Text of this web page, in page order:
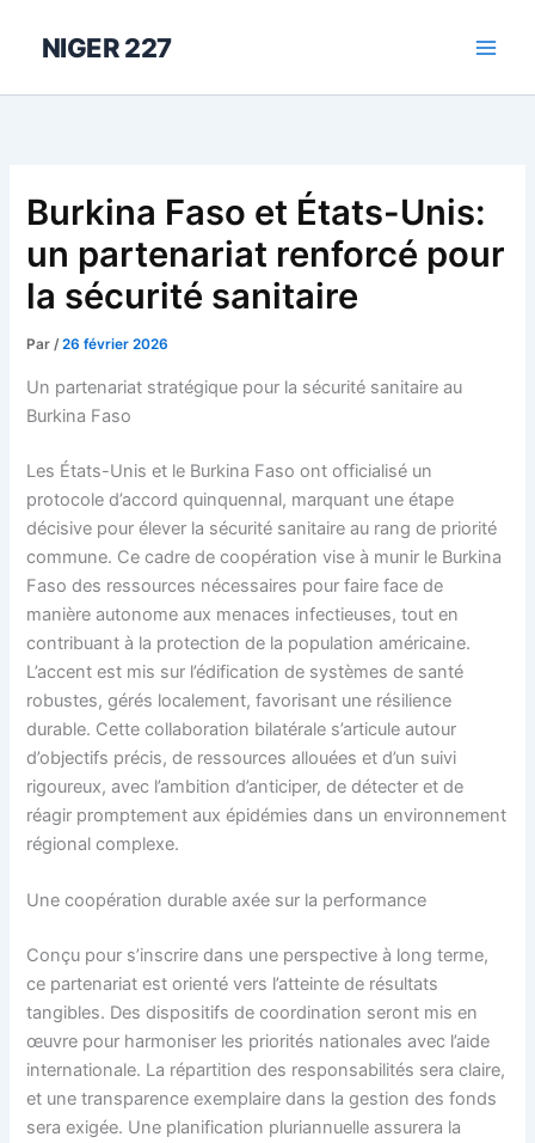
NIGER 227
Burkina Faso et États-Unis:
un partenariat renforcé pour
la sécurité sanitaire
Par/26 février 2026
Un partenariat stratégique pour la sécurité sanitaire au
Burkina Faso
Les États-Unis et le Burkina Faso ont officialisé un
protocole d’accord quinquennal, marquant une étape
décisive pour élever la sécurité sanitaire au rang de priorité
commune. Ce cadre de coopération vise à munir le Burkina
Faso des ressources nécessaires pour faire face de
manière autonome aux menaces infectieuses, tout en
contribuant à la protection de la population américaine.
L’accent est mis sur l’édification de systèmes de santé
robustes, gérés localement, favorisant une résilience
durable. Cette collaboration bilatérale s’articule autour
d’objectifs précis, de ressources allouées et d’un suivi
rigoureux, avec l’ambition d’anticiper, de détecter et de
réagir promptement aux épidémies dans un environnement
régional complexe.
Une coopération durable axée sur la performance
Conçu pour s’inscrire dans une perspective à long terme,
ce partenariat est orienté vers l’atteinte de résultats
tangibles. Des dispositifs de coordination seront mis en
œuvre pour harmoniser les priorités nationales avec l’aide
internationale. La répartition des responsabilités sera claire,
et une transparence exemplaire dans la gestion des fonds
sera exigée. Une planification pluriannuelle assurera la